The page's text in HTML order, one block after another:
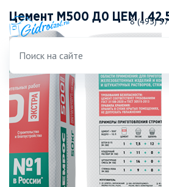
8 (495)
Цемент М500 Д0 ЦЕМ I 42,5